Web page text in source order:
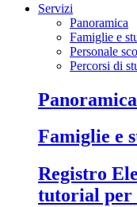
Servizi
Panoramica
Famiglie e
Personale
Percorsi di
Panoramica
Famiglie e
Registro
tutorial per